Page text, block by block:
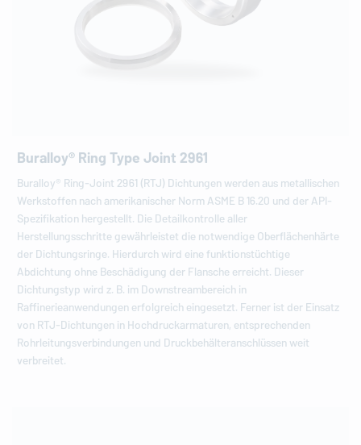
Buralloy® Ring Type Joint 2961
Buralloy® Ring-Joint 2961 (RTJ) Dichtungen werden aus metallischen
Werkstoffen nach amerikanischer Norm ASME B 16.20 und der API-
Spezifikation hergestellt. Die Detailkontrolle aller
Herstellungsschritte gewährleistet die notwendige Oberflächenhärte
der Dichtungsringe. Hierdurch wird eine funktionstüchtige
Abdichtung ohne Beschädigung der Flansche erreicht. Dieser
Dichtungstyp wird z. B. im Downstreambereich in
Raffinerieanwendungen erfolgreich eingesetzt. Ferner ist der Einsatz
von RTJ-Dichtungen in Hochdruckarmaturen, entsprechenden
Rohrleitungsverbindungen und Druckbehälteranschlüssen weit
verbreitet.